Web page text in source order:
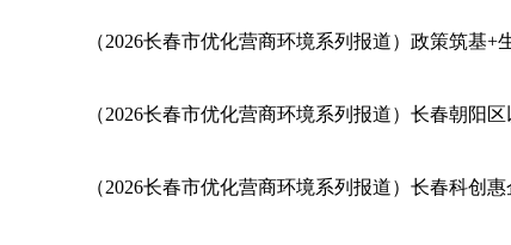
（2026长春市优化营商环境系列报道）政策筑基
（2026长春市优化营商环境系列报道）长春朝阳
（2026长春市优化营商环境系列报道）长春科创